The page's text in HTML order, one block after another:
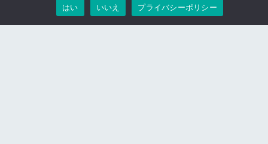
契約者は、本サービスの提供を受ける権利を第三者に譲
はい
いいえ プライバシーポリシー